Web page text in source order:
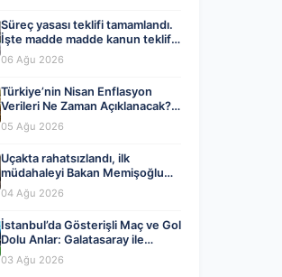
Süreç yasası teklifi tamamlandı.
İşte madde madde kanun teklifi
ve gerekçelerinin tam metni
06 Ağu 2026
Türkiye’nin Nisan Enflasyon
Verileri Ne Zaman Açıklanacak?
Ekonomistlerin Tahminleri ve
Beklentiler
05 Ağu 2026
Uçakta rahatsızlandı, ilk
müdahaleyi Bakan Memişoğlu
yaptı
04 Ağu 2026
İstanbul’da Gösterişli Maç ve Gol
Dolu Anlar: Galatasaray ile
Rennes Berabere Kaldı
03 Ağu 2026